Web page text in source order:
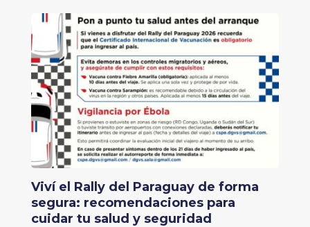
Viví el Rally del Paraguay de forma
segura: recomendaciones para
cuidar tu salud y seguridad